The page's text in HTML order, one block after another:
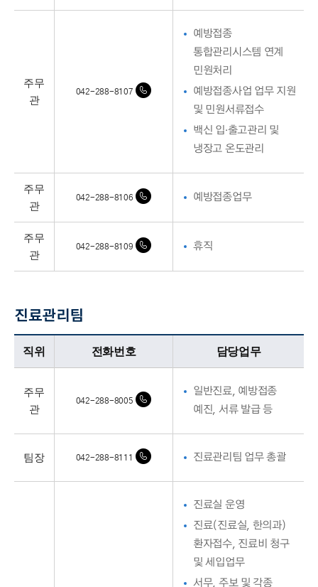
주무
관
042-288-8107
예방접종
통합관리시스템 연계
민원처리
예방접종사업 업무 지원
및 민원서류접수
백신 입·출고관리 및
냉장고 온도관리
주무
관
042-288-8106 예방접종업무
주무
관
042-288-8109 휴직
진료관리팀
진료관리팀업무담당자의 정보로 직위, 전화번호, 담당업무를 안내하고 있습니다
직위 전화번호 담당업무
주무
관
042-288-8005
일반진료, 예방접종
예진, 서류 발급 등
팀장 042-288-8111 진료관리팀 업무 총괄
진료실 운영
진료(진료실, 한의과)
환자접수, 진료비 청구
및 세입업무
서무, 주보 및 각종